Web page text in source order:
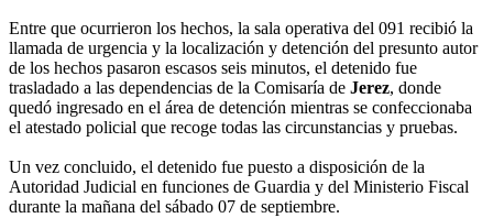
Entre que ocurrieron los hechos, la sala operativa del 091 recibió la
llamada de urgencia y la localización y detención del presunto autor
de los hechos pasaron escasos seis minutos, el detenido fue
trasladado a las dependencias de la Comisaría de Jerez, donde
quedó ingresado en el área de detención mientras se confeccionaba
el atestado policial que recoge todas las circunstancias y pruebas.
Un vez concluido, el detenido fue puesto a disposición de la
Autoridad Judicial en funciones de Guardia y del Ministerio Fiscal
durante la mañana del sábado 07 de septiembre.